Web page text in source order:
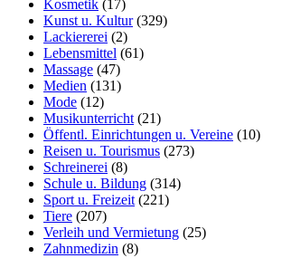
Kosmetik (17)
Kunst u. Kultur(329)
Lackiererei (2)
Lebensmittel (61)
Massage (47)
Medien (131)
Mode (12)
Musikunterricht (21)
Öffentl. Einrichtungen u. Vereine (10)
Reisen u. Tourismus (273)
Schreinerei (8)
Schule u. Bildung (314)
Sport u. Freizeit (221)
Tiere (207)
Verleih und Vermietung (25)
Zahnmedizin (8)